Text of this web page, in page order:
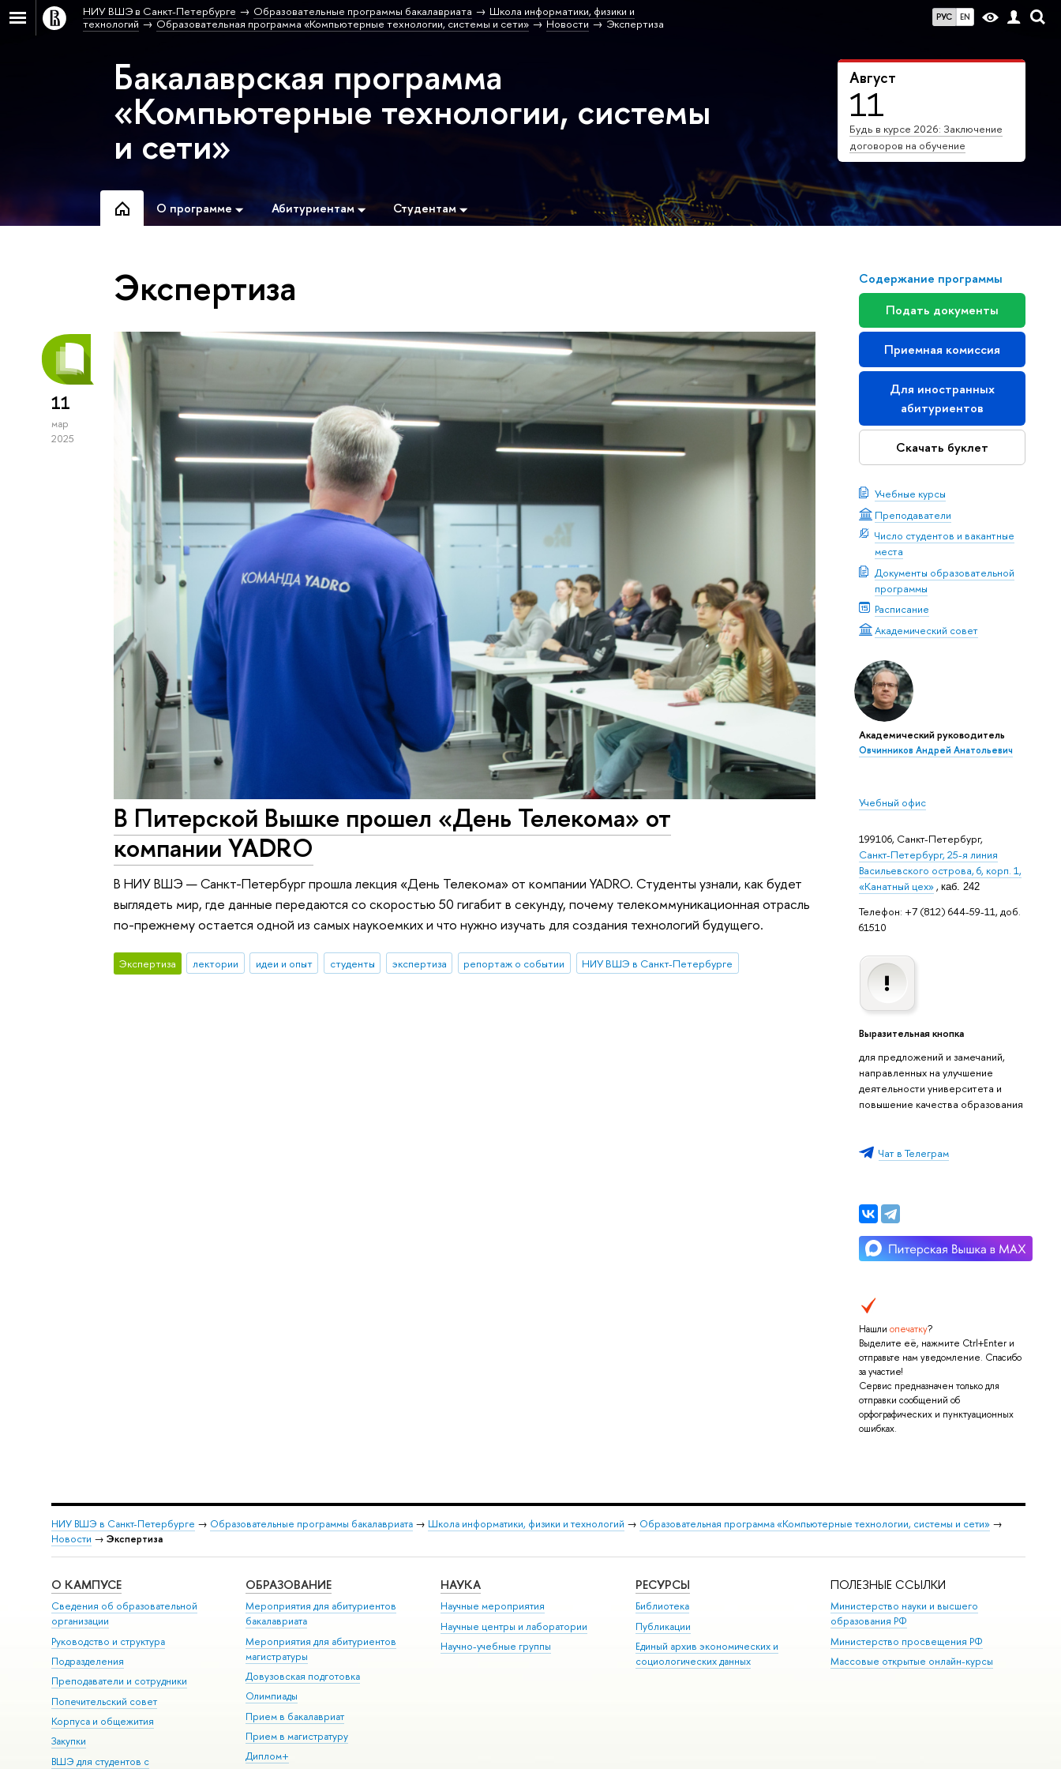
РУС EN
НИУ ВШЭ в Санкт-Петербурге Образовательные программы бакалавриата
Школа информатики, физики и
технологий
Образовательная программа «Компьютерные технологии, системы и сети» Новости Экспертиза
Август
11
Будь в курсе 2026: Заключение
договоров на обучение
Бакалаврская программа
«Компьютерные технологии, системы
и сети»
О программе Абитуриентам Студентам
Содержание программы
Подать документы
Приемная комиссия
Для иностранных
абитуриентов
Скачать буклет
Учебные курсы
Преподаватели
Число студентов и вакантные
места
Документы образовательной
программы
Расписание
Академический совет
Академический руководитель
Овчинников Андрей Анатольевич
Учебный офис
199106, Санкт-Петербург,
Санкт-Петербург, 25-я линия
Васильевского острова, 6, корп. 1,
«Канатный цех», каб. 242
Телефон: +7 (812) 644-59-11, доб.
61510
Выразительная кнопка
для предложений и замечаний,
направленных на улучшение
деятельности университета и
повышение качества образования
Чат в Телеграм
Нашли опечатку?
Выделите её, нажмите Ctrl+Enter и
отправьте нам уведомление. Спасибо
за участие!
Сервис предназначен только для
отправки сообщений об
орфографических и пунктуационных
ошибках.
Экспертиза
11
мар
2025
В Питерской Вышке прошел «День Телекома» от
компании YADRO
В НИУ ВШЭ — Санкт-Петербург прошла лекция «День Телекома» от компании YADRO. Студенты узнали, как будет
выглядеть мир, где данные передаются со скоростью 50 гигабит в секунду, почему телекоммуникационная отрасль
по-прежнему остается одной из самых наукоемких и что нужно изучать для создания технологий будущего.
Экспертиза лектории идеи и опыт студенты экспертиза репортаж о событии НИУ ВШЭ в Санкт-Петербурге
НИУ ВШЭ в Санкт-Петербурге → Образовательные программы бакалавриата→ Школа информатики, физики и технологий → Образовательная программа «Компьютерные технологии, системы и сети» →
Новости → Экспертиза
О КАМПУСЕ
Сведения об образовательной
организации
Руководство и структура
Подразделения
Преподаватели и сотрудники
Попечительский совет
Корпуса и общежития
Закупки
ВШЭ для студентов с
ОБРАЗОВАНИЕ
Мероприятия для абитуриентов
бакалавриата
Мероприятия для абитуриентов
магистратуры
Довузовская подготовка
Олимпиады
Прием в бакалавриат
Прием в магистратуру
Диплом+
НАУКА
Научные мероприятия
Научные центры и лаборатории
Научно-учебные группы
РЕСУРСЫ
Библиотека
Публикации
Единый архив экономических и
социологических данных
ПОЛЕЗНЫЕ ССЫЛКИ
Министерство науки и высшего
образования РФ
Министерство просвещения РФ
Массовые открытые онлайн-курсы